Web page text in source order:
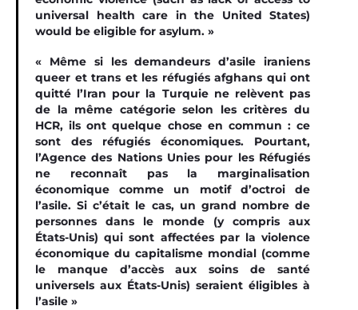
universal health care in the United States)
would be eligible for asylum. »
« Même si les demandeurs d’asile iraniens
queer et trans et les réfugiés afghans qui ont
quitté l’Iran pour la Turquie ne relèvent pas
de la même catégorie selon les critères du
HCR, ils ont quelque chose en commun : ce
sont des réfugiés économiques. Pourtant,
l’Agence des Nations Unies pour les Réfugiés
ne reconnaît pas la marginalisation
économique comme un motif d’octroi de
l’asile. Si c’était le cas, un grand nombre de
personnes dans le monde (y compris aux
États-Unis) qui sont affectées par la violence
économique du capitalisme mondial (comme
le manque d’accès aux soins de santé
universels aux États-Unis) seraient éligibles à
l’asile »